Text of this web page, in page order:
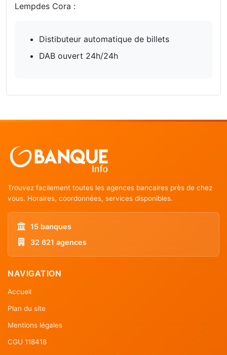
Lempdes Cora :
Distibuteur automatique de billets
DAB ouvert 24h/24h
Trouvez facilement toutes les agences bancaires près de chez
vous. Horaires, coordonnées, services disponibles.
15 banques
32 621 agences
NAVIGATION
Accueil
Plan du site
Mentions légales
CGU 118418